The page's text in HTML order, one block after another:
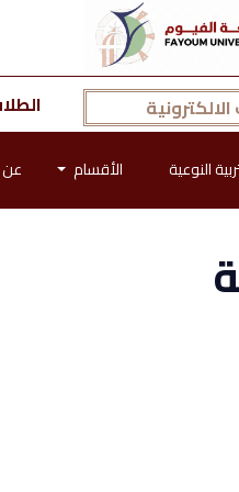
النوعية الأقسام عن